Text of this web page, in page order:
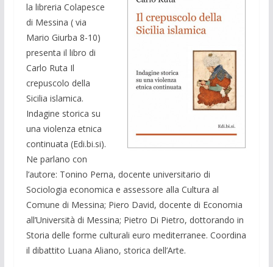
la libreria Colapesce
di Messina ( via
Mario Giurba 8-10)
presenta il libro di
Carlo Ruta Il
crepuscolo della
Sicilia islamica.
Indagine storica su
una violenza etnica
continuata (Edi.bi.si).
Ne parlano con
l’autore: Tonino Perna, docente universitario di
Sociologia economica e assessore alla Cultura al
Comune di Messina; Piero David, docente di Economia
all’Università di Messina; Pietro Di Pietro, dottorando in
Storia delle forme culturali euro mediterranee. Coordina
il dibattito Luana Aliano, storica dell’Arte.